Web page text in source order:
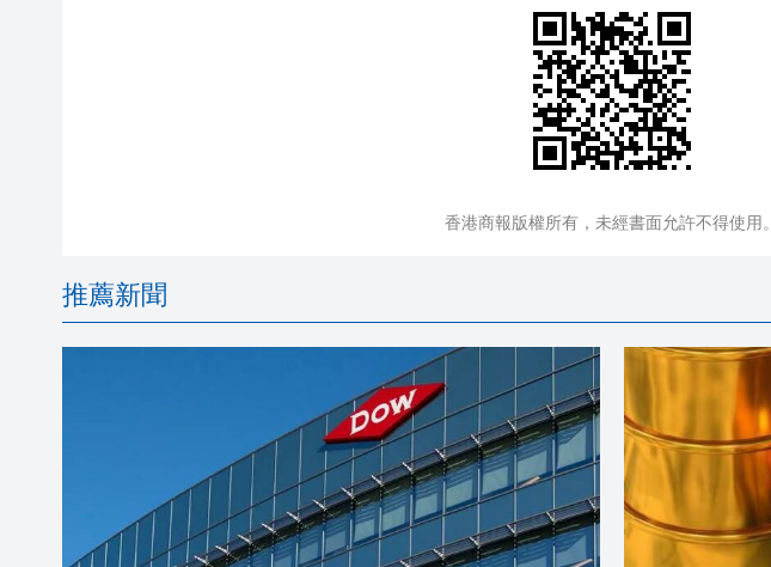
香港商報版權所有，未經書面允許不得使用。
推薦新聞